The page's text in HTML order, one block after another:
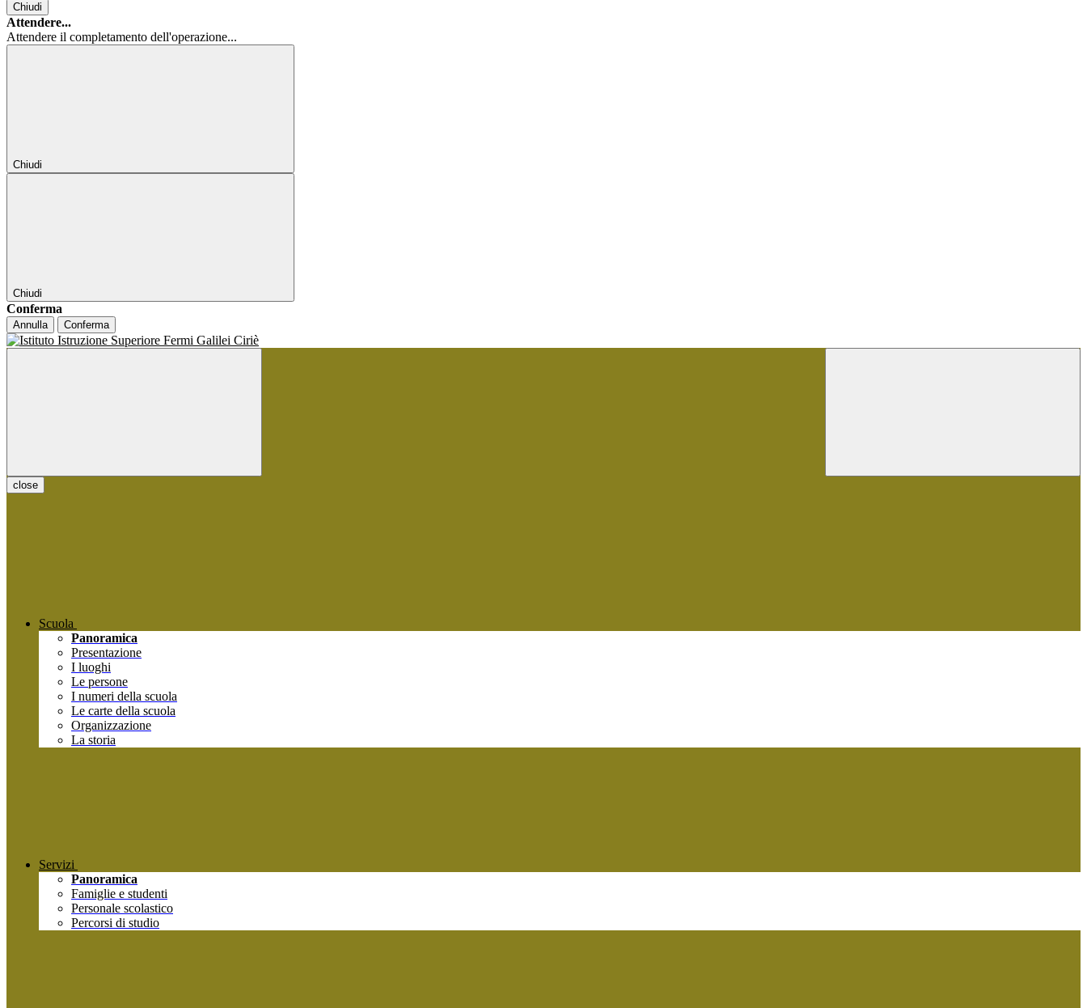
Chiudi
Attendere...
Attendere il completamento dell'operazione...
Chiudi
Chiudi
Conferma
Annulla Conferma
close
Scuola
Panoramica
Presentazione
I luoghi
Le persone
I numeri della scuola
Le carte della scuola
Organizzazione
La storia
Servizi
Panoramica
Famiglie e studenti
Personale scolastico
Percorsi di studio